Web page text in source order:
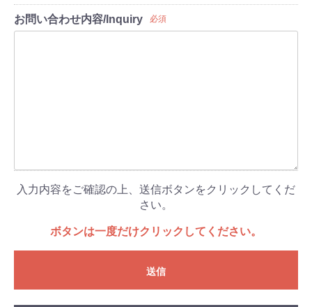
お問い合わせ内容/Inquiry 必須
入力内容をご確認の上、送信ボタンをクリックしてくだ
さい。
ボタンは一度だけクリックしてください。
送信